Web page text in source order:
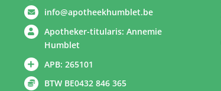
info@apotheekhumblet.be
Apotheker-titularis: Annemie
Humblet
APB: 265101
BTW BE0432 846 365